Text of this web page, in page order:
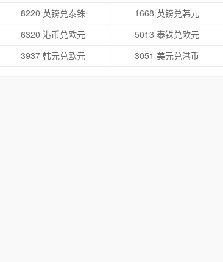
8220 英镑兑泰铢
1668 英镑兑韩元
6320 港币兑欧元
5013 泰铢兑欧元
3937 韩元兑欧元 3051 美元兑港币